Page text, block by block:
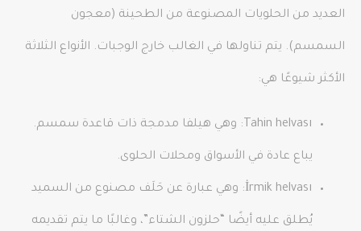
العديد من الحلويات المصنوعة من الطحينة (معجون
السمسم). يتم تناولها في الغالب خارج الوجبات. الأنواع الثلاثة
الأكثر شيوعًا هي:
Tahin helvası: وهي هيلفا مدمجة ذات قاعدة سمسم.
يباع عادة في الأسواق ومحلات الحلوى.
İrmik helvası: وهي عبارة عن حَلَف مصنوع من السميد
يُطلق عليه أيضًا “حلزون الشتاء”، وغالبًا ما يتم تقديمه